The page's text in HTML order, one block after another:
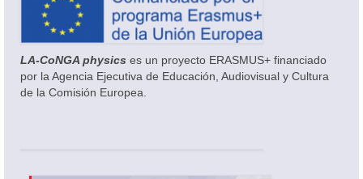
LA-CoNGA physics es un proyecto ERASMUS+ financiado
por la Agencia Ejecutiva de Educación, Audiovisual y Cultura
de la Comisión Europea.